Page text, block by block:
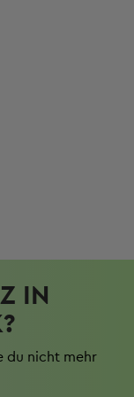
IN
du nicht mehr